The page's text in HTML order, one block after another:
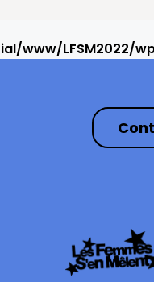
www/LFSM2022/